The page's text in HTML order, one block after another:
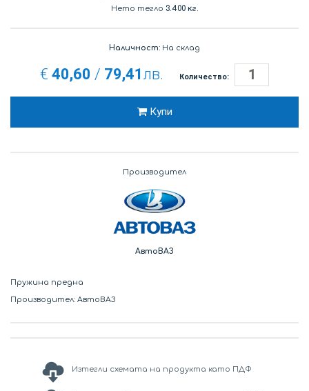
Нето тегло 3.400 кг.
Наличност: На склад
€ 40,60 / 79,41 лв. Количество:
Купи
Производител
АвтоВАЗ
Пружина предна
Производител: АвтоВАЗ
Изтегли схемата на продукта като ПДФ